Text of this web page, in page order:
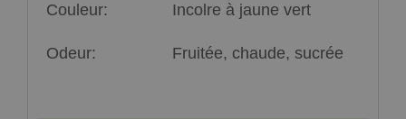
Couleur: Incolre à jaune vert
Odeur: Fruitée, chaude, sucrée